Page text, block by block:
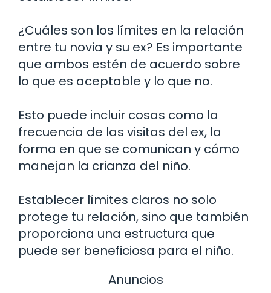
¿Cuáles son los límites en la relación
entre tu novia y su ex? Es importante
que ambos estén de acuerdo sobre
lo que es aceptable y lo que no.
Esto puede incluir cosas como la
frecuencia de las visitas del ex, la
forma en que se comunican y cómo
manejan la crianza del niño.
Establecer límites claros no solo
protege tu relación, sino que también
proporciona una estructura que
puede ser beneficiosa para el niño.
Anuncios